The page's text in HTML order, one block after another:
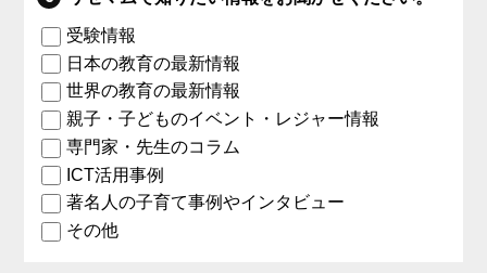
受験情報
日本の教育の最新情報
世界の教育の最新情報
親子・子どものイベント・レジャー情報
専門家・先生のコラム
ICT活用事例
著名人の子育て事例やインタビュー
その他